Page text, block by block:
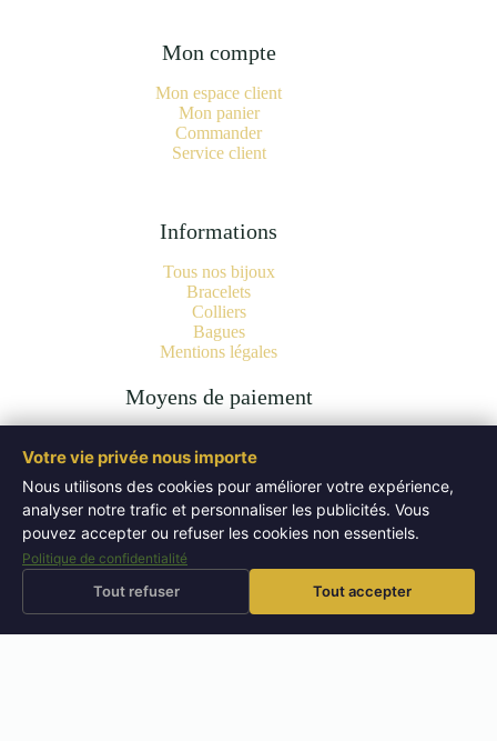
Mon compte
Mon espace client
Mon panier
Commander
Service client
Informations
Tous nos bijoux
Bracelets
Colliers
Bagues
Mentions légales
Moyens de paiement
Copyright © 2026 Bijoux Pierres Naturelles | Lithothérapie -
Authentiques Minéraux - WordPress Theme byCreative
Votre vie privée nous importe
Nous utilisons des cookies pour améliorer votre expérience,
analyser notre trafic et personnaliser les publicités. Vous
pouvez accepter ou refuser les cookies non essentiels.
Politique de confidentialité
Tout refuser Tout accepter